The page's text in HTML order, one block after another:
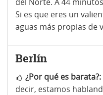
Si es que eres un
aguas más propias de
Berlín
¿Por qué es barata?:
decir, estamos